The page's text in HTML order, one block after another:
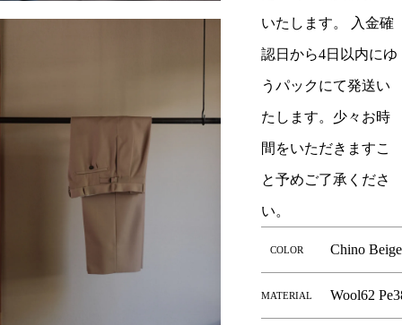
いたします。 入金確
認日から4日以内にゆ
うパックにて発送い
たします。少々お時
間をいただきますこ
と予めご了承くださ
い。
COLOR Chino Beige
MATERIAL Wool62